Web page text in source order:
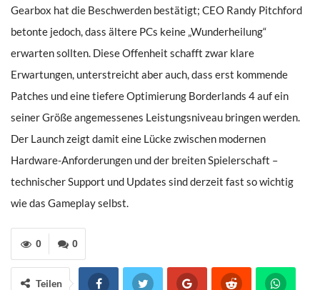
Gearbox hat die Beschwerden bestätigt; CEO Randy Pitchford
betonte jedoch, dass ältere PCs keine „Wunderheilung“
erwarten sollten. Diese Offenheit schafft zwar klare
Erwartungen, unterstreicht aber auch, dass erst kommende
Patches und eine tiefere Optimierung Borderlands 4 auf ein
seiner Größe angemessenes Leistungsniveau bringen werden.
Der Launch zeigt damit eine Lücke zwischen modernen
Hardware-Anforderungen und der breiten Spielerschaft –
technischer Support und Updates sind derzeit fast so wichtig
wie das Gameplay selbst.
0
0
Teilen